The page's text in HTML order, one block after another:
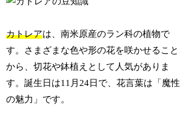
カトレアは、南米原産のラン科の植物で
す。さまざまな色や形の花を咲かせること
から、切花や鉢植えとして人気がありま
す。誕生日は11月24日で、花言葉は「魔性
の魅力」です。